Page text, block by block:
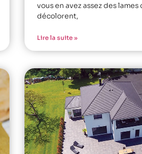
vous en avez assez des lames
décolorent,
Lire la suite »